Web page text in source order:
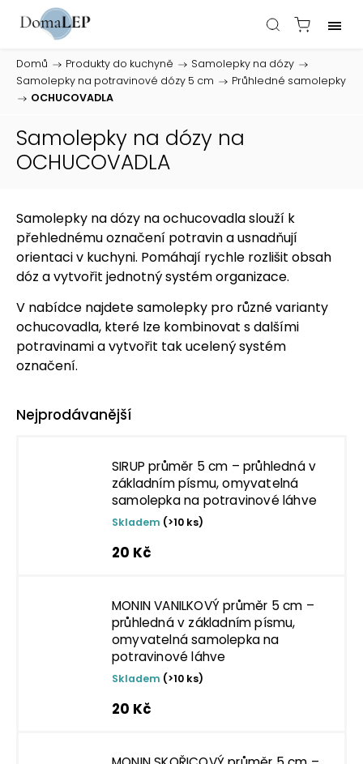
Domů / Produkty do kuchyně / Samolepky na dózy /
Samolepky na potravinové dózy 5 cm /
Průhledné samolepky
/
OCHUCOVADLA
Samolepky na dózy na
OCHUCOVADLA
Samolepky na dózy na ochucovadla slouží k
přehlednému označení potravin a usnadňují
orientaci v kuchyni. Pomáhají rychle rozlišit obsah
dóz a vytvořit jednotný systém organizace.
V nabídce najdete samolepky pro různé varianty
ochucovadla, které lze kombinovat s dalšími
potravinami a vytvořit tak ucelený systém
označení.
Nejprodávanější
SIRUP průměr 5 cm – průhledná v
základním písmu, omyvatelná
samolepka na potravinové láhve
Skladem (>10 ks)
20 Kč
MONIN VANILKOVÝ průměr 5 cm –
průhledná v základním písmu,
omyvatelná samolepka na
potravinové láhve
Skladem (>10 ks)
20 Kč